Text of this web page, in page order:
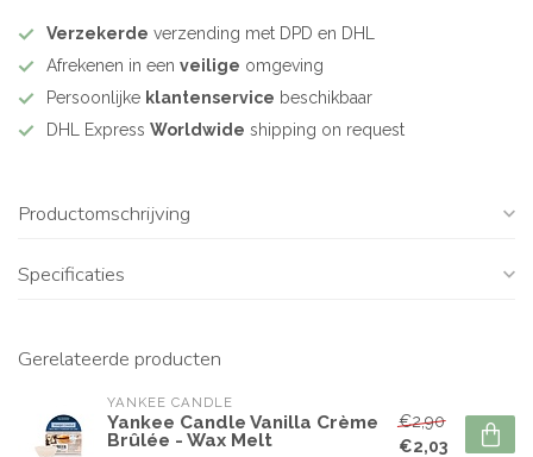
Verzekerde verzending met DPD en DHL
Afrekenen in een veilige omgeving
Persoonlijke klantenservice beschikbaar
DHL Express Worldwide shipping on request
Productomschrijving
Specificaties
Gerelateerde producten
YANKEE CANDLE
Yankee Candle Vanilla Crème
Brûlée - Wax Melt
€2,90
€2,03